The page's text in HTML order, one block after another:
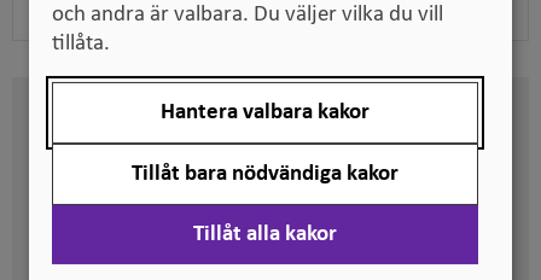
svenska kvalifikationer är
och andra är valbara. Du väljer vilka du vill
tillåta.
Hantera valbara kakor
Tillåt bara nödvändiga kakor
Tillåt alla kakor